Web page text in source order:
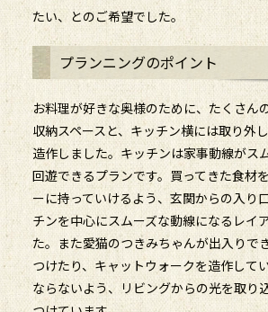
たい、とのご希望でした。
プランニングのポイント
お料理が好きな奥様のために、たくさん
収納スペースと、キッチン横には取り外
造作しました。キッチンは家事動線がス
回遊できるプランです。買ってきた食材
ーに持っていけるよう、玄関からの入り
チンを中心にスムーズな動線になるレイ
た。また愛猫のつきみちゃんが出入りで
つけたり、キャットウォークを造作して
ならないよう、リビングからの光を取り